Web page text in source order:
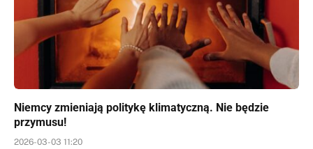
Niemcy zmieniają politykę klimatyczną. Nie będzie
przymusu!
2026-03-03 11:20